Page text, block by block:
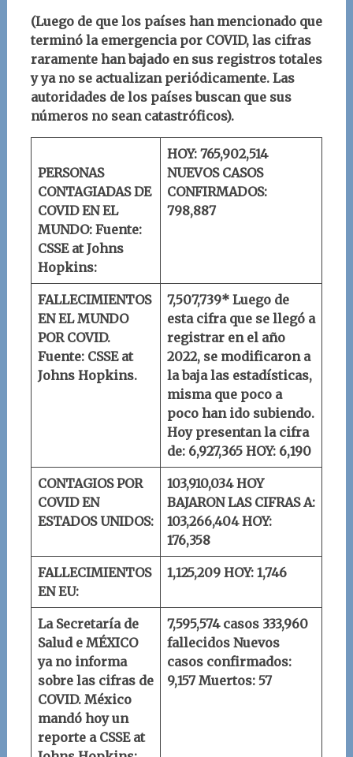
(Luego de que los países han mencionado que
terminó la emergencia por COVID, las cifras
raramente han bajado en sus registros totales
y ya no se actualizan periódicamente. Las
autoridades de los países buscan que sus
números no sean catastróficos).
PERSONAS
CONTAGIADAS DE
COVID EN EL
MUNDO: Fuente:
CSSE at Johns
Hopkins:
HOY: 765,902,514
NUEVOS CASOS
CONFIRMADOS:
798,887
FALLECIMIENTOS
EN EL MUNDO
POR COVID.
Fuente: CSSE at
Johns Hopkins.
7,507,739* Luego de
esta cifra que se llegó a
registrar en el año
2022, se modificaron a
la baja las estadísticas,
misma que poco a
poco han ido subiendo.
Hoy presentan la cifra
de: 6,927,365 HOY: 6,190
CONTAGIOS POR
COVID EN
ESTADOS UNIDOS:
103,910,034 HOY
BAJARON LAS CIFRAS A:
103,266,404 HOY:
176,358
FALLECIMIENTOS
EN EU:
1,125,209 HOY: 1,746
La Secretaría de
Salud e MÉXICO
ya no informa
sobre las cifras de
COVID. México
mandó hoy un
reporte a CSSE at
7,595,574 casos 333,960
fallecidos Nuevos
casos confirmados:
9,157 Muertos: 57